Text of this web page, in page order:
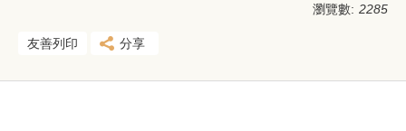
瀏覽數: 2285
友善列印 分享